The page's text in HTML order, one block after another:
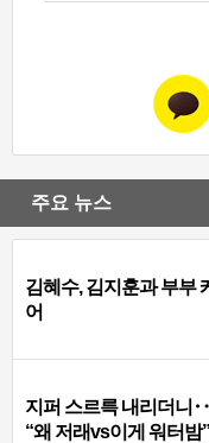
주요 뉴스
김혜수, 김지훈과 부부
어
지퍼 스르륵 내리더니
“왜 저래vs이게 워터밤